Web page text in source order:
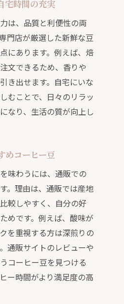
た通販コーヒー豆比較
お試しセットの活用
する通販の選び方
軽さと品質を両立す
豆選びで失敗しない
販で味と安全性を確
コーヒーで簡単本格体
ら通販活用が便利
カフェ気分を手軽に実
宅時間の充実
は、品質と利便性の両
門店が厳選した新鮮な豆
にあります。例えば、焙
文できるため、香りや
き出せます。自宅にいな
むことで、日々のリラッ
なり、生活の質が向上し
めコーヒー豆
味わうには、通販での
。理由は、通販では産地
較しやすく、自分の好
めです。例えば、酸味が
を重視する方は深煎りの
通販サイトのレビューや
コーヒー豆を見つける
ー時間がより満足度の高